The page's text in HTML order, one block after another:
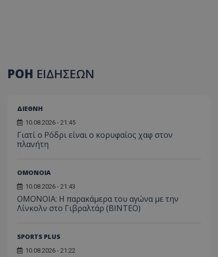
ΡΟΗ ΕΙΔΗΣΕΩΝ
ΔΙΕΘΝΗ
10.08.2026 - 21:45
Γιατί ο Ρόδρι είναι ο κορυφαίος χαφ στον
πλανήτη
ΟΜΟΝΟΙΑ
10.08.2026 - 21:43
OMONOIA: Η παρακάμερα του αγώνα με την
Λίνκολν στο Γιβραλτάρ (BINTEO)
SPORTS PLUS
10.08.2026 - 21:22